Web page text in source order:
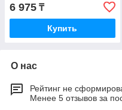
6 975 ₸
Купить
О нас
Рейтинг не
Менее 5 отзывов за